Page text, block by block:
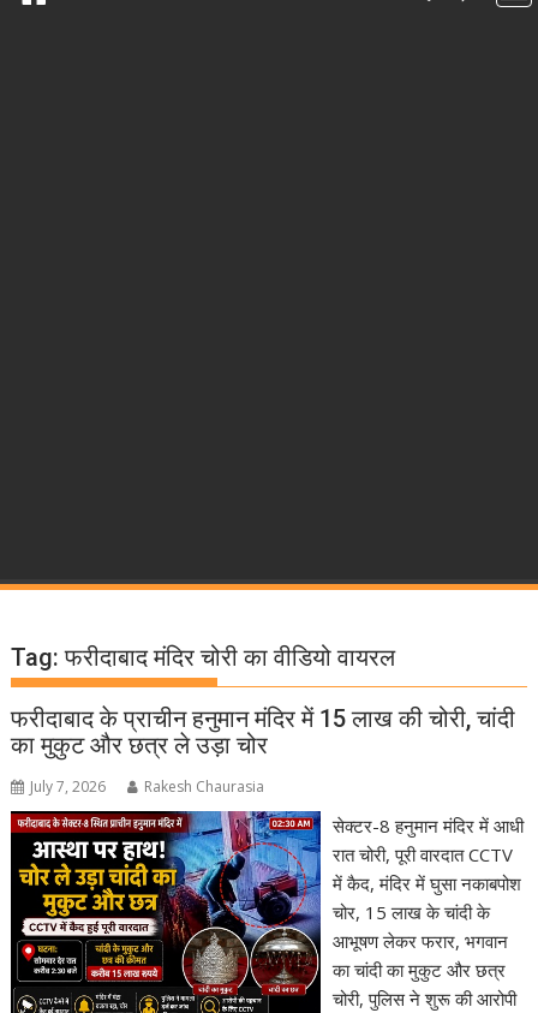
Tag:फरीदाबाद मंदिर चोरी का वीडियो वायरल
फरीदाबाद के प्राचीन हनुमान मंदिर में 15 लाख की चोरी, चांदी
का मुकुट और छत्र ले उड़ा चोर
July 7, 2026 Rakesh Chaurasia
सेक्टर-8 हनुमान मंदिर में आधी
रात चोरी, पूरी वारदात CCTV
में कैद, मंदिर में घुसा नकाबपोश
चोर, 15 लाख के चांदी के
आभूषण लेकर फरार, भगवान
का चांदी का मुकुट और छत्र
चोरी, पुलिस ने शुरू की आरोपी